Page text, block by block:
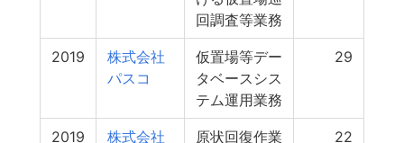
回調査等業務
2019
株式会社
パスコ
仮置場等デー
タベースシス
テム運用業務
29
2019
株式会社
原状回復作業
22